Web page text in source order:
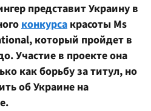
представит Украину в
конкурса красоты Ms
который пройдет в
Участие в проекте она
как борьбу за титул, но
об Украине на